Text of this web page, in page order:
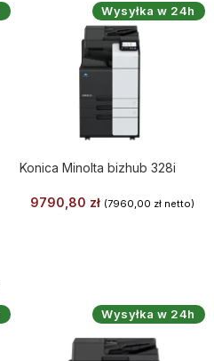
Wysyłka w 24h
Konica Minolta bizhub 328i
9790,80 zł (7960,00 zł netto)
Wysyłka w 24h